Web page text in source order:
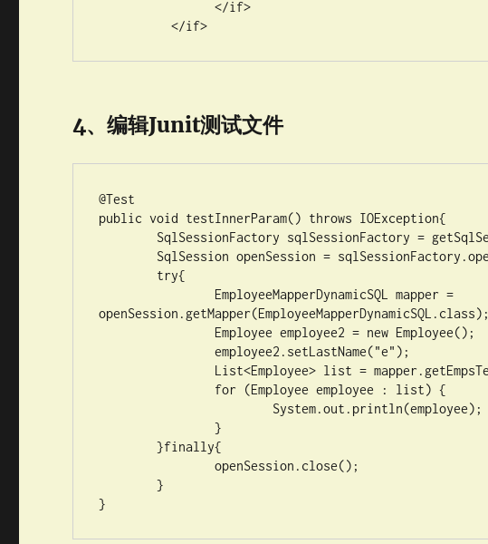
	  </if>
4、编辑Junit测试文件
@Test
public void testInnerParam() throws IOException{
openSession.getMapper(EmployeeMapperDynamicSQL.class);
		employee2.setLastName("e");
		}
	}finally{
		openSession.close();
	}